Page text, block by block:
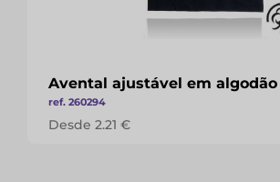
Avental ajustável em
ref. 260294
Desde 2.21 €